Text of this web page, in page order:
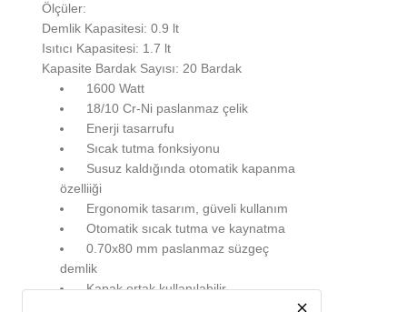
Ölçüler:
Demlik Kapasitesi: 0.9 lt
Isıtıcı Kapasitesi: 1.7 lt
Kapasite Bardak Sayısı: 20 Bardak
1600 Watt
18/10 Cr-Ni paslanmaz çelik
Enerji tasarrufu
Sıcak tutma fonksiyonu
Susuz kaldığında otomatik kapanma
özelliiği
Ergonomik tasarım, güveli kullanım
Otomatik sıcak tutma ve kaynatma
0.70x80 mm paslanmaz süzgeç
demlik
Kapak ortak kullanılabilir.
Çaytema elektrikli çaydanlık takımı, tek seferde
close